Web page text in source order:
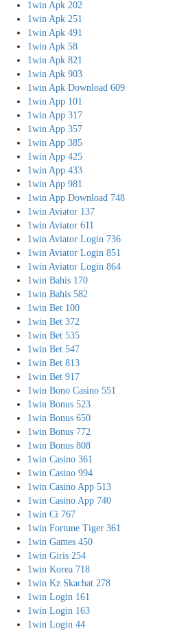
1win Apk 202
1win Apk 251
1win Apk 491
1win Apk 58
1win Apk 821
1win Apk 903
1win Apk Download 609
1win App 101
1win App 317
1win App 357
1win App 385
1win App 425
1win App 433
1win App 981
1win App Download 748
1win Aviator 137
1win Aviator 611
1win Aviator Login 736
1win Aviator Login 851
1win Aviator Login 864
1win Bahis 170
1win Bahis 582
1win Bet 100
1win Bet 372
1win Bet 535
1win Bet 547
1win Bet 813
1win Bet 917
1win Bono Casino 551
1win Bonus 523
1win Bonus 650
1win Bonus 772
1win Bonus 808
1win Casino 361
1win Casino 994
1win Casino App 513
1win Casino App 740
1win Ci 767
1win Fortune Tiger 361
1win Games 450
1win Giris 254
1win Korea 718
1win Kz Skachat 278
1win Login 161
1win Login 163
1win Login 44